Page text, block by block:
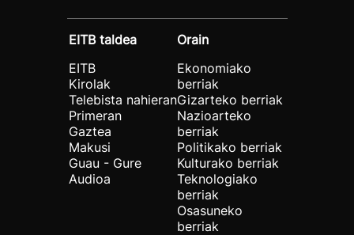
EITB taldea
EITB
Kirolak
Telebista nahieran
Primeran
Gaztea
Makusi
Guau - Gure
Audioa
Orain
Ekonomiako
berriak
Gizarteko berriak
Nazioarteko
berriak
Politikako berriak
Kulturako berriak
Teknologiako
berriak
Osasuneko
berriak